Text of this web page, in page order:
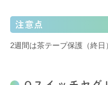
注意点
2週間は茶テープ保護（終日